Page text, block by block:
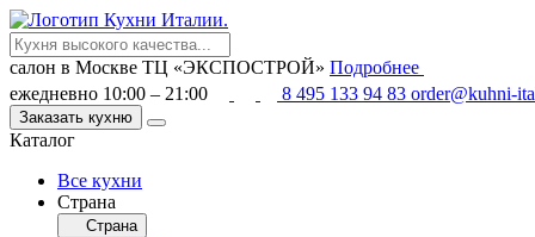
салон в Москве ТЦ «ЭКСПОСТРОЙ» Подробнее
ежедневно 10:00 – 21:00
8 495 133 94 83 order@kuhni-
Заказать кухню
Каталог
Все кухни
Страна
Страна